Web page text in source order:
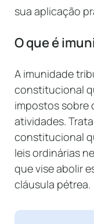
sua aplicação
O que é
A imunidade
constitucional
impostos sobre
atividades.
constitucional
leis ordinárias
que vise abolir
cláusula pétrea.